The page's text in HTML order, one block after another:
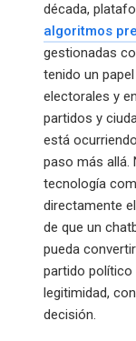
década,
algoritmos
gestionadas
tenido un
electorales y
partidos y
está
paso más allá.
tecnología
directamente
de que un
pueda
partido político
legitimidad,
decisión.